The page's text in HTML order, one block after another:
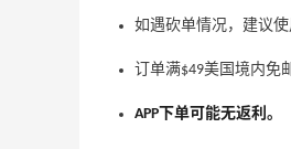
如遇砍单情况，建议使
订单满$49美国境内免
APP下单可能无返利。
3天16小时
【55专享】